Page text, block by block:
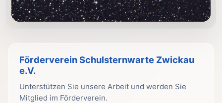
Förderverein Schulsternwarte Zwickau
e.V.
Unterstützen Sie unsere Arbeit und werden Sie
Mitglied im Förderverein.